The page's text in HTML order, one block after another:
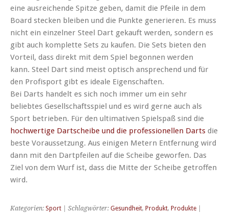
eine ausreichende Spitze geben, damit die Pfeile in dem
Board stecken bleiben und die Punkte generieren. Es muss
nicht ein einzelner Steel Dart gekauft werden, sondern es
gibt auch komplette Sets zu kaufen. Die Sets bieten den
Vorteil, dass direkt mit dem Spiel begonnen werden
kann. Steel Dart sind meist optisch ansprechend und für
den Profisport gibt es ideale Eigenschaften.
Bei Darts handelt es sich noch immer um ein sehr
beliebtes Gesellschaftsspiel und es wird gerne auch als
Sport betrieben. Für den ultimativen Spielspaß sind die
hochwertige Dartscheibe und die professionellen Darts die
beste Voraussetzung. Aus einigen Metern Entfernung wird
dann mit den Dartpfeilen auf die Scheibe geworfen. Das
Ziel von dem Wurf ist, dass die Mitte der Scheibe getroffen
wird.
Kategorien: Sport | Schlagwörter: Gesundheit, Produkt, Produkte